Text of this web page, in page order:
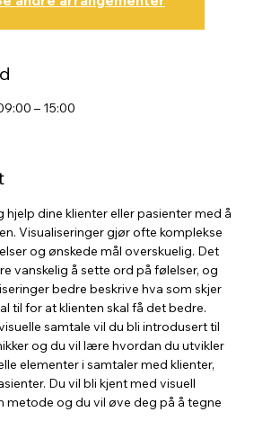
– 15:00
dine klienter eller pasienter med å
Visualiseringer gjør ofte komplekse
og ønskede mål overskuelig. Det
vanskelig å sette ord på følelser, og
bedre beskrive hva som skjer
til for at klienten skal få det bedre.
samtale vil du bli introdusert til
og du vil lære hvordan du utvikler
elementer i samtaler med klienter,
Du vil bli kjent med visuell
metode og du vil øve deg på å tegne